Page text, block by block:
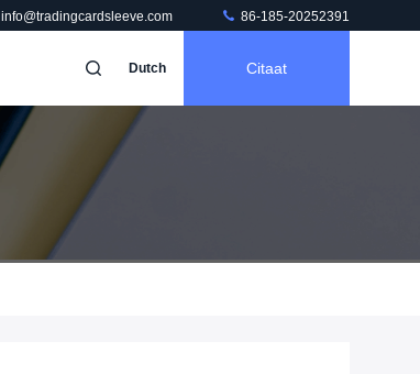
info@tradingcardsleeve.com 86-185-20252391
Dutch Citaat